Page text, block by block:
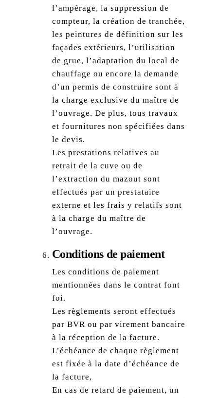
l’ampérage, la suppression de
compteur, la création de tranchée,
les peintures de définition sur les
façades extérieurs, l’utilisation
de grue, l’adaptation du local de
chauffage ou encore la demande
d’un permis de construire sont à
la charge exclusive du maître de
l’ouvrage. De plus, tous travaux
et fournitures non spécifiées dans
le devis.
Les prestations relatives au
retrait de la cuve ou de
l’extraction du mazout sont
effectués par un prestataire
externe et les frais y relatifs sont
à la charge du maître de
l’ouvrage.
Conditions de paiement
Les conditions de paiement
mentionnées dans le contrat font
foi.
Les règlements seront effectués
par BVR ou par virement bancaire
à la réception de la facture.
L’échéance de chaque règlement
est fixée à la date d’échéance de
la facture,
En cas de retard de paiement, un